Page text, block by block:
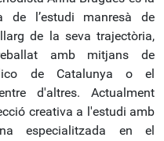
de l’estudi manresà de
de la seva trajectòria,
amb mitjans de
de Catalunya o el
d'altres. Actualment
creativa a l'estudi amb
especialitzada en el